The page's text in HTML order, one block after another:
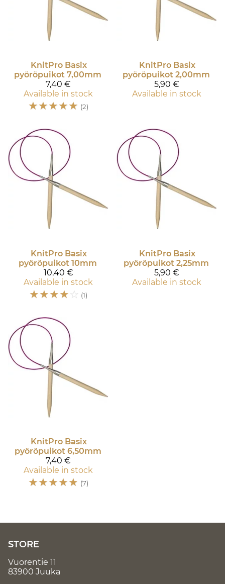
KnitPro Basix
pyöröpuikot 7,00mm
7,40 €
Available in stock
☆☆☆☆☆ (2)
KnitPro Basix
pyöröpuikot 2,00mm
5,90 €
Available in stock
KnitPro Basix
pyöröpuikot 10mm
10,40 €
Available in stock
☆☆☆☆☆ (1)
KnitPro Basix
pyöröpuikot 2,25mm
5,90 €
Available in stock
KnitPro Basix
pyöröpuikot 6,50mm
7,40 €
Available in stock
☆☆☆☆☆ (7)
STORE
Vuorentie 11
83900 Juuka